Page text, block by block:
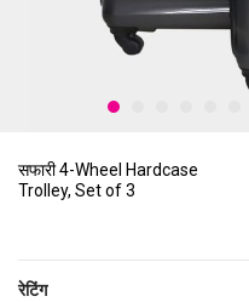
सफारी 4-Wheel Hardcase
Trolley, Set of 3
रेटिंग